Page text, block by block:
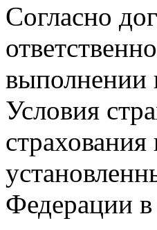
Согласно
выполнении
Условия
Федерации